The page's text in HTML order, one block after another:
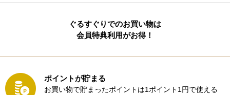
ぐるすぐりでのお買い物は
会員特典利用がお得！
ポイントが貯まる
お買い物で貯まったポイントは1ポイント1円で使える